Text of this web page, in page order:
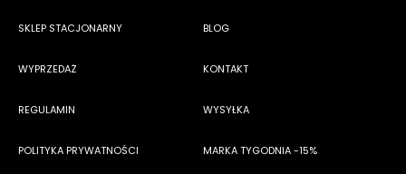
SKLEP STACJONARNY BLOG
WYPRZEDAŻ KONTAKT
REGULAMIN WYSYŁKA
POLITYKA PRYWATNOŚCI MARKA TYGODNIA -15%